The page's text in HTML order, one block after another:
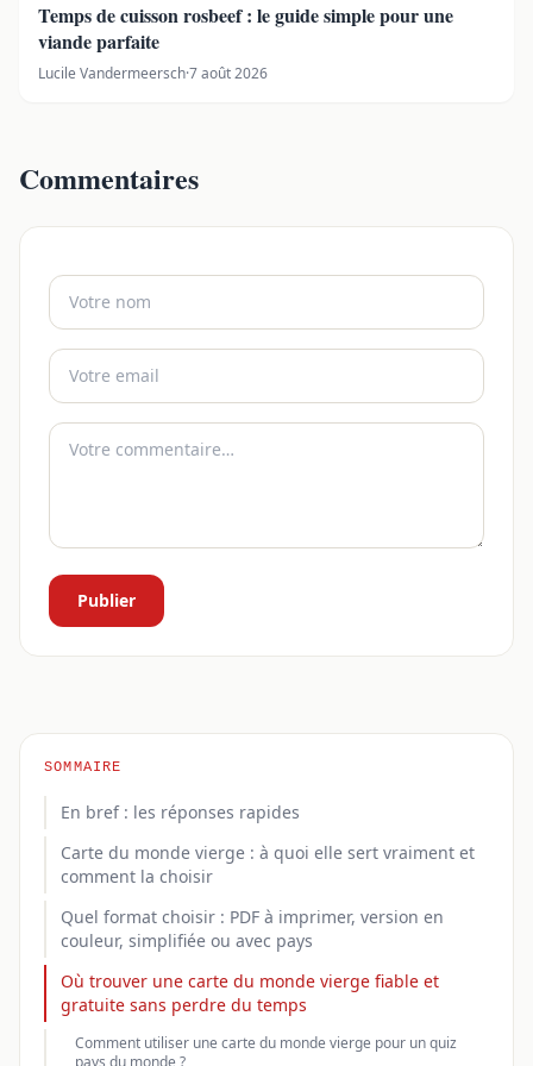
Temps de cuisson rosbeef : le guide simple pour une
viande parfaite
Lucile Vandermeersch·7 août 2026
Commentaires
Publier
SOMMAIRE
En bref : les réponses rapides
Carte du monde vierge : à quoi elle sert vraiment et
comment la choisir
Quel format choisir : PDF à imprimer, version en
couleur, simplifiée ou avec pays
Où trouver une carte du monde vierge fiable et
gratuite sans perdre du temps
Comment utiliser une carte du monde vierge pour un quiz
pays du monde ?